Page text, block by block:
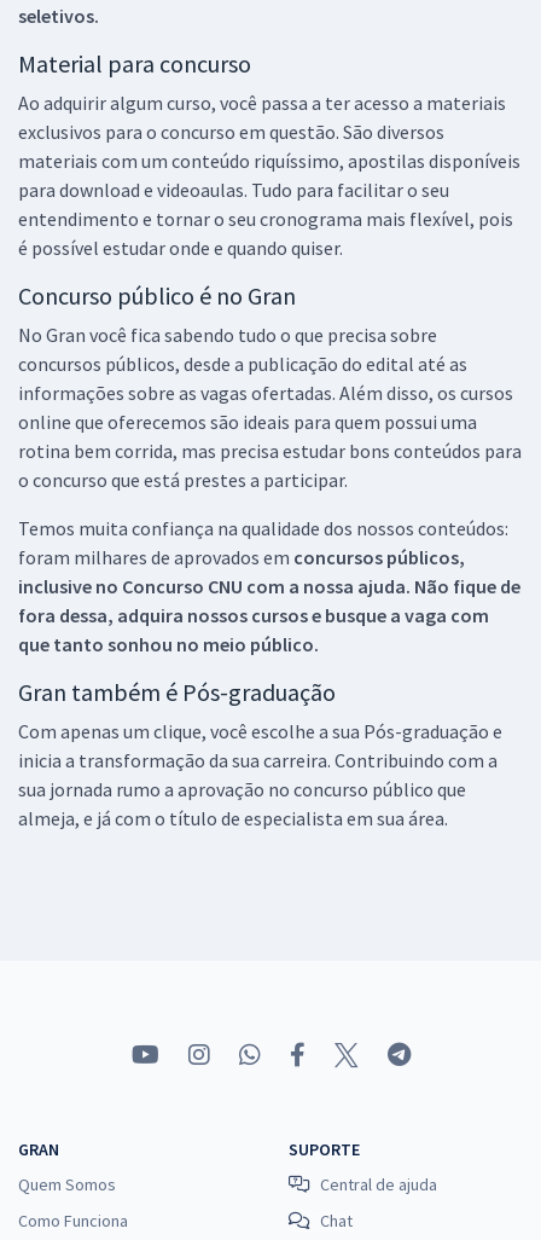
seletivos.
Material para concurso
Ao adquirir algum curso, você passa a ter acesso a materiais
exclusivos para o concurso em questão. São diversos
materiais com um conteúdo riquíssimo, apostilas disponíveis
para download e videoaulas. Tudo para facilitar o seu
entendimento e tornar o seu cronograma mais flexível, pois
é possível estudar onde e quando quiser.
Concurso público é no Gran
No Gran você fica sabendo tudo o que precisa sobre
concursos públicos, desde a publicação do edital até as
informações sobre as vagas ofertadas. Além disso, os cursos
online que oferecemos são ideais para quem possui uma
rotina bem corrida, mas precisa estudar bons conteúdos para
o concurso que está prestes a participar.
Temos muita confiança na qualidade dos nossos conteúdos:
foram milhares de aprovados em concursos públicos,
inclusive no Concurso CNU com a nossa ajuda. Não fique de
fora dessa, adquira nossos cursos e busque a vaga com
que tanto sonhou no meio público.
Gran também é Pós-graduação
Com apenas um clique, você escolhe a sua Pós-graduação e
inicia a transformação da sua carreira. Contribuindo com a
sua jornada rumo a aprovação no concurso público que
almeja, e já com o título de especialista em sua área.
GRAN
Quem Somos
Como Funciona
SUPORTE
Central de ajuda
Chat